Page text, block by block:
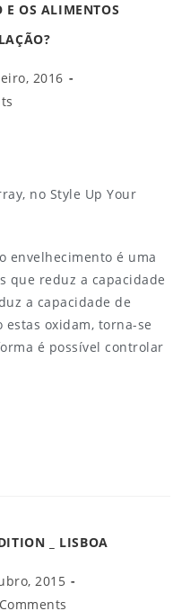
OS ALIMENTOS
2016
no Style Up Your
envelhecimento é uma
que reduz a capacidade
a capacidade de
oxidam, torna-se
é possível controlar
_ LISBOA
2015